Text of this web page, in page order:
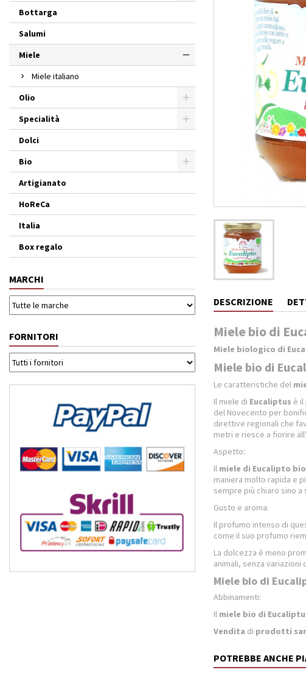
Bottarga
Salumi
Miele
Miele italiano
Olio
Specialità
Dolci
Bio
Artigianato
HoReCa
Italia
Box regalo
MARCHI
FORNITORI
DESCRIZIONE
Miele bio di
Miele biologico di
Miele bio di
Le caratteristiche del
Il miele di Eucaliptus è
del Novecento per
direttive regionali che
metri e riesce a fiorire
Aspetto:
Il miele di Eucalipto bio
maniera molto rapida e
sempre più chiaro sino
Gusto e aroma:
Il profumo intenso di
come il suo profumo
La dolcezza è meno
animali, senza
Miele bio di
Abbinamenti:
Il miele bio di
Vendita di prodotti
POTREBBE ANCHE